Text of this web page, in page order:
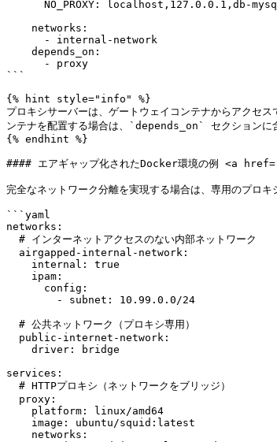
```
{% hint style="info" %}
プロキシサーバーは、ゲートウェイコンテナからアクセ
ンテナを配置する場合は、`depends_on` セクションに
{% endhint %}
#### エアギャップ化されたDocker環境の例
完全なネットワーク分離を実現する場合は、専用のプロキ
```yaml
networks:
services: